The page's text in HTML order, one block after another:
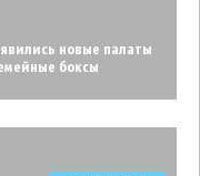
новые палаты
боксы